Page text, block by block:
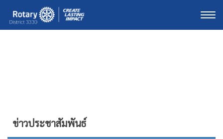
ข่าวประชาสัมพันธ์